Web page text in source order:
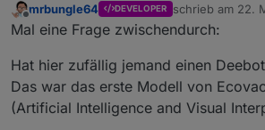
aktualisiert)
Hallo zusammen,
Deebot Adapters berichten
und natürlich auch nach
soweit alles damit umsetzen
Offline
mrbungle64 DEVELOPER schrieb am 22.
zuletzt editiert
Mal eine Frage zwischendurch:
Hat hier zufällig jemand einen
Das war das erste Modell von
(Artificial Intelligence and Visual